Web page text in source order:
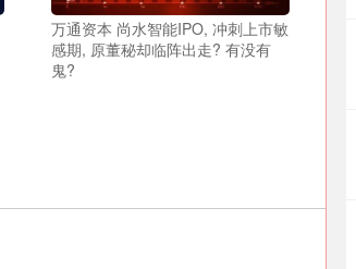
万通资本 尚水智能IPO, 冲刺上市敏
感期, 原董秘却临阵出走? 有没有
鬼?